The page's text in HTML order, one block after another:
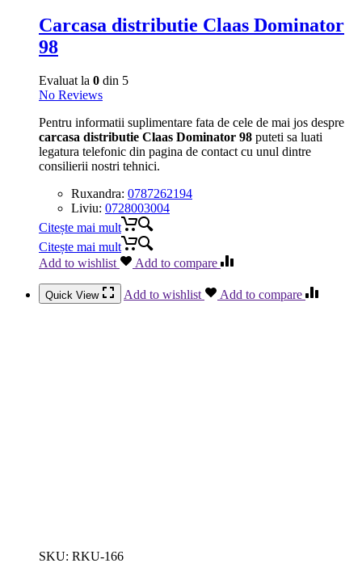
Carcasa distributie Claas Dominator
98
Evaluat la 0 din 5
No Reviews
Pentru informatii suplimentare fata de cele de mai jos despre
carcasa distributie Claas Dominator 98 puteti sa luati
legatura telefonic din pagina de contact cu unul dintre
consilierii nostri tehnici.
Ruxandra: 0787262194
Liviu: 0728003004
Citește mai mult
Citește mai mult
Add to wishlist
Add to compare
Quick View Add to wishlist Add to compare
SKU: RKU-166